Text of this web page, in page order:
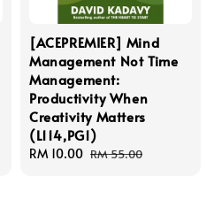
[ACEPREMIER] Mind
Management Not Time
Management:
Productivity When
Creativity Matters
(L114,PG1)
Sale
RM 10.00 Regular
RM 55.00